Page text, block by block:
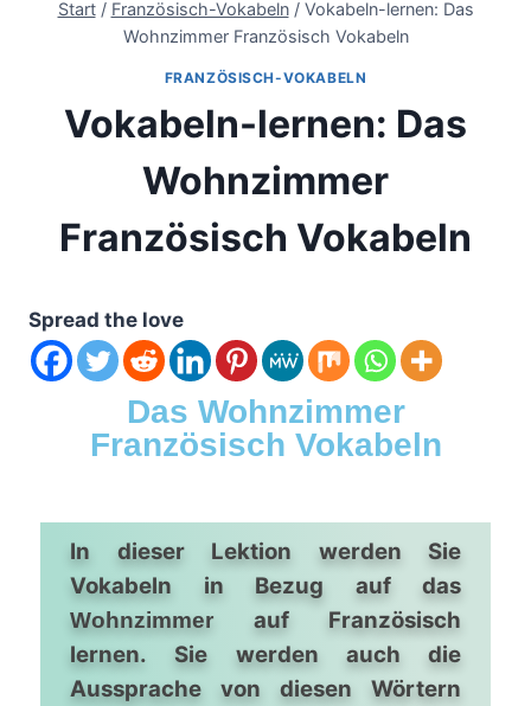
Start / Französisch-Vokabeln / Vokabeln-lernen: Das
Wohnzimmer Französisch Vokabeln
FRANZÖSISCH-VOKABELN
Vokabeln-lernen: Das
Wohnzimmer
Französisch Vokabeln
Spread the love
Das Wohnzimmer
Französisch Vokabeln
In dieser Lektion werden Sie
Vokabeln in Bezug auf das
Wohnzimmer auf Französisch
lernen. Sie werden auch die
Aussprache von diesen Wörtern